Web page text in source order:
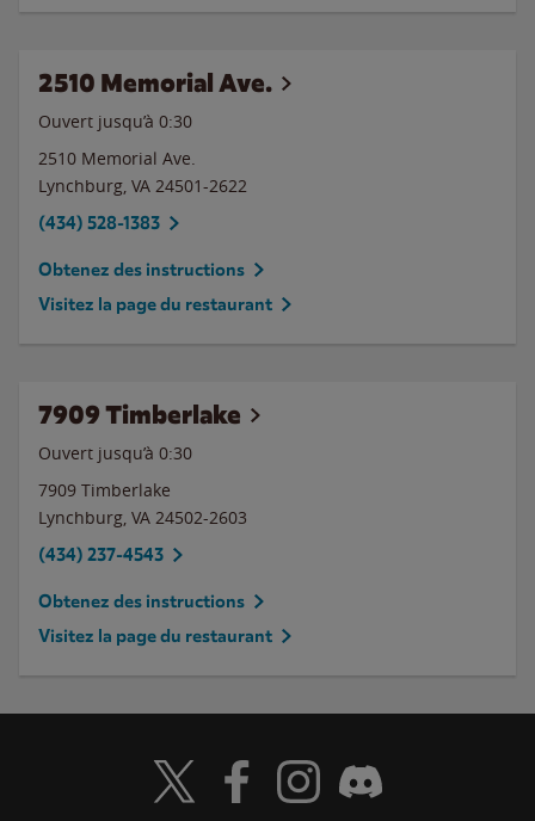
2510 Memorial Ave.
Ouvert jusqu’à 0:30
2510 Memorial Ave.
Lynchburg, VA 24501-2622
(434) 528-1383
Obtenez des instructions
Visitez la page du restaurant
7909 Timberlake
Ouvert jusqu’à 0:30
7909 Timberlake
Lynchburg, VA 24502-2603
(434) 237-4543
Obtenez des instructions
Visitez la page du restaurant
Visit Wendy's Twitter
Visit Wendy's Facebook
Visit Wendy's Instagram
Visit Wendy's Discord